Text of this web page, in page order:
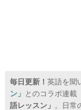
毎日更新！ 英語を聞
ン」 とのコラボ連載
語レッスン」 。日常